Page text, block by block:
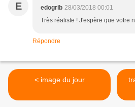
E edogrib 28/03/2018 00:01
Très réaliste ! J'espère que votre
Répondre
< image du jour